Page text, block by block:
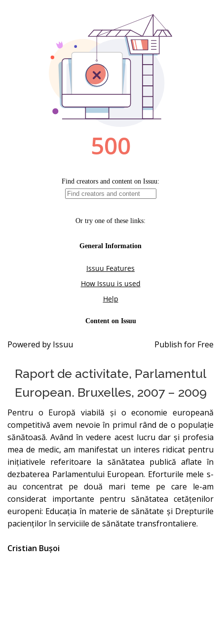
Powered by Issuu Publish for Free
Raport de activitate, Parlamentul
European. Bruxelles, 2007 – 2009
Pentru o Europă viabilă şi o economie europeană
competitivă avem nevoie în primul rând de o populaţie
sănătoasă. Având în vedere acest lucru dar şi profesia
mea de medic, am manifestat un interes ridicat pentru
iniţiativele referitoare la sănătatea publică aflate în
dezbaterea Parlamentului European. Eforturile mele s-
au concentrat pe două mari teme pe care le-am
considerat importante pentru sănătatea cetăţenilor
europeni: Educaţia în materie de sănătate și Drepturile
pacienţilor în serviciile de sănătate transfrontaliere.
Cristian Bușoi